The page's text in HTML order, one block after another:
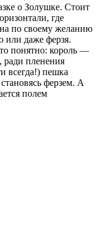
о Золушке. Стоит
где
по своему желанию
или даже ферзя.
понятно: король —
ради пленения
всегда!) пешка
ферзем. А
полем